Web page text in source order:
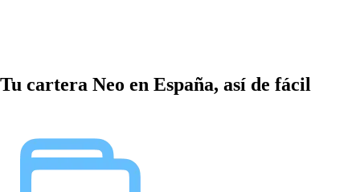
Tu cartera Neo en España, así de fácil